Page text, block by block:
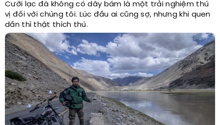
Cưỡi lạc đà không có dây bám là một trải nghiệm thú
vị đối với chúng tôi. Lúc đầu ai cũng sợ, nhưng khi quen
dần thì thật thích thú.